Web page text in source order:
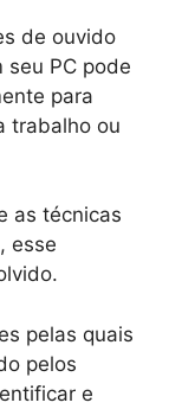
de ouvido
seu PC pode
para
trabalho ou
as técnicas
esse
pelas quais
pelos
e